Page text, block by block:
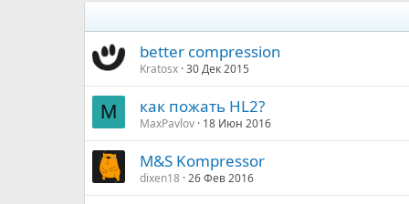
better compression
Kratosx 30 Дек 2015
M как пожать HL2?
MaxPavlov 18 Июн 2016
M&S Kompressor
dixen18 26 Фев 2016